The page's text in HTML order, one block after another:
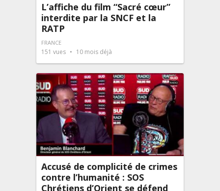
L’affiche du film “Sacré cœur”
interdite par la SNCF et la
RATP
FRANCE
151 vues 10 mois déjà
Accusé de complicité de crimes
contre l’humanité : SOS
Chrétiens d’Orient se défend